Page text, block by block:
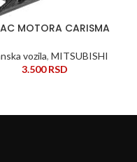
MOTORA CARISMA
vozila, MITSUBISHI
3.500RSD